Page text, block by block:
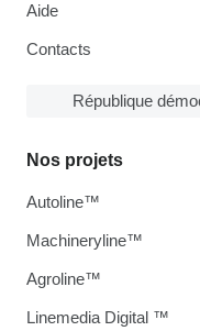
Aide
Contacts
République
Nos projets
Autoline™
Machineryline™
Agroline™
Linemedia Digital ™